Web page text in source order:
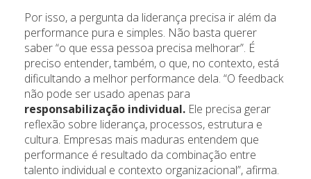
Por isso, a pergunta da liderança precisa ir além da
performance pura e simples. Não basta querer
saber “o que essa pessoa precisa melhorar”. É
preciso entender, também, o que, no contexto, está
dificultando a melhor performance dela. “O feedback
não pode ser usado apenas para
responsabilização individual. Ele precisa gerar
reflexão sobre liderança, processos, estrutura e
cultura. Empresas mais maduras entendem que
performance é resultado da combinação entre
talento individual e contexto organizacional”, afirma.